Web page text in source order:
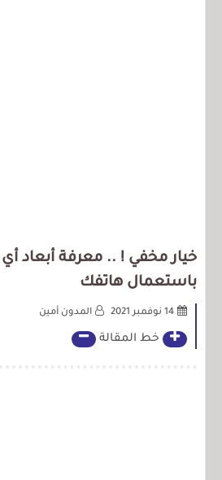
خيار مخفي ! .. معرفة أبعاد
باستعمال هاتفك
14 نوفمبر 2021 المدون أمين
خط المقالة